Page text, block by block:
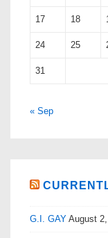
17 18
24 25
31
« Sep
G.I. GAY August